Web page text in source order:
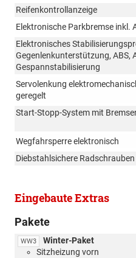
Reifenkontrollanzeige
Elektronische Parkbremse inkl.
Elektronisches
Gegenlenkunterstützung, ABS,
Gespannstabilisierung
Servolenkung
geregelt
Start-Stopp-System mit
Wegfahrsperre elektronisch
Diebstahlsichere Radschrauben
Eingebaute Extras
Pakete
WW3
Winter-Paket
Sitzheizung vorn